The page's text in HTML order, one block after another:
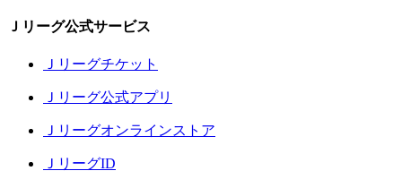
Ｊリーグ公式サービス
Ｊリーグチケット
Ｊリーグ公式アプリ
Ｊリーグオンラインストア
ＪリーグID